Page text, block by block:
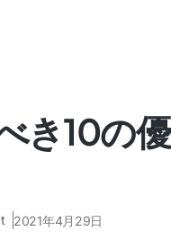
き10の優
2021年4月29日